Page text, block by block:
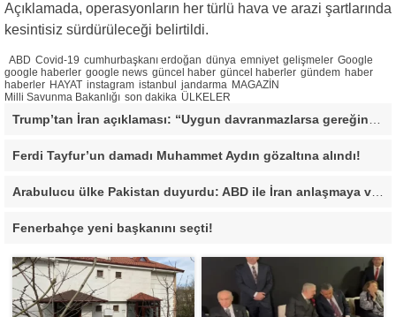
Açıklamada, operasyonların her türlü hava ve arazi şartlarında
kesintisiz sürdürüleceği belirtildi.
ABD Covid-19 cumhurbaşkanı erdoğan dünya emniyet gelişmeler Google
google haberler google news güncel haber güncel haberler gündem haber
haberler HAYAT instagram istanbul jandarma MAGAZİN
Milli Savunma Bakanlığı son dakika ÜLKELER
Trump’tan İran açıklaması: “Uygun davranmazlarsa gereğini yaparım”
Ferdi Tayfur’un damadı Muhammet Aydın gözaltına alındı!
Arabulucu ülke Pakistan duyurdu: ABD ile İran anlaşmaya vardı
Fenerbahçe yeni başkanını seçti!